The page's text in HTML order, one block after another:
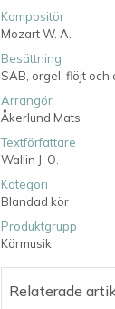
Kompositör
Mozart W. A.
Besättning
SAB, orgel, flöjt och
Arrangör
Åkerlund Mats
Textförfattare
Wallin J. O.
Kategori
Blandad kör
Produktgrupp
Körmusik
Relaterade